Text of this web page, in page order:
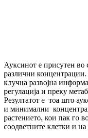
Ауксинот е присутен во
различни концентрации.
клучна развојна
регулација и преку
Резултатот е тоа што
и минимални
растението, кои пак го
соодветните клетки и на